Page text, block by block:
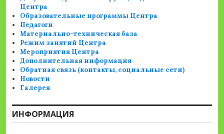
Центра
Образовательные программы Центра
Педагоги
Материально-техническая база
Режим занятий Центра
Мероприятия Центра
Дополнительная информация
Обратная связь (контакты, социальные сети)
Новости
Галерея
ИНФОРМАЦИЯ